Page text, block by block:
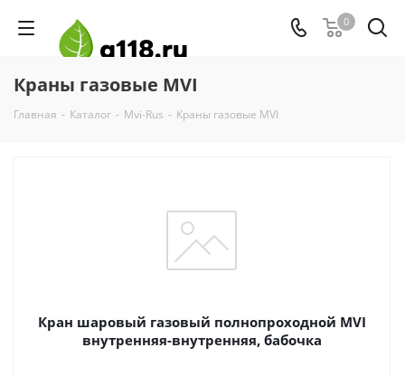
0
Краны газовые MVI
Главная - Каталог - Mvi-Rus - Краны газовые MVI
Кран шаровый газовый полнопроходной MVI
внутренняя-внутренняя, бабочка